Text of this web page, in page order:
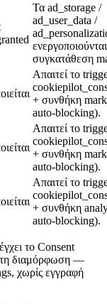
Τα ad_storage /
ad_user_data /
συγκατάθεση
Απαιτεί το
+ συνθήκη
auto-blocking).
Απαιτεί το
+ συνθήκη
auto-blocking).
Απαιτεί το
+ συνθήκη
auto-blocking).
το Consent
διαμόρφωση —
χωρίς εγγραφή